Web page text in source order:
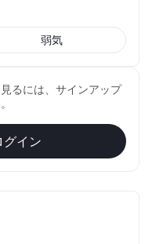
弱気
るには、サインアップ
イン